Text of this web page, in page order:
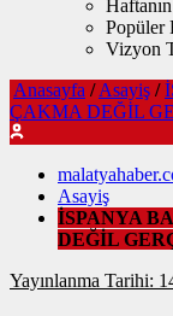
Popüler
Vizyon
Anasayfa / Asayiş /
ÇAKMA DEĞİL
Asayiş
İSPANYA
DEĞİL
Yayınlanma Tarihi: